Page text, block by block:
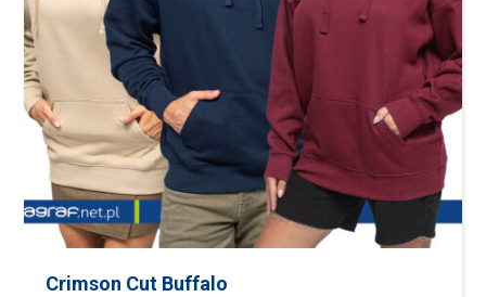
Crimson Cut Buffalo